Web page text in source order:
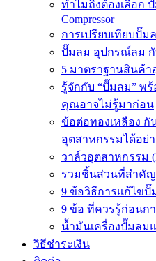
ทำไมถึงต้องเลือก ปั้
Compressor
การเปรียบเทียบปั๊
ปั๊มลม อุปกรณ์ลม กั
5 มาตราฐานสินค้า
รู้จักกับ “ปั๊มลม” พ
คุณอาจไม่รู้มาก่อน
ข้อต่อทองเหลือง กั
อุตสาหกรรมได้อย่า
วาล์วอุตสาหกรรม
รวมชิ้นส่วนที่สำคั
9 ข้อวิธีการแก้ไขปั๊
9 ข้อ ที่ควรรู้ก่อนก
น้ำมันเครื่องปั๊มลม
วิธีชำระเงิน